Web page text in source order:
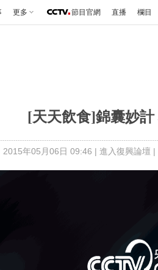
更多 節目官網 直播 欄目
[天天飲食]錦囊妙
2015年05月06日 09:46 | 進入復興論壇 |